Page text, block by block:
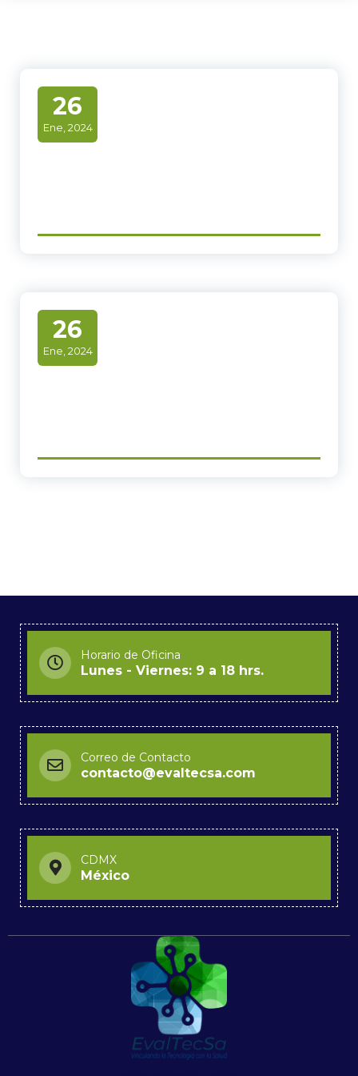
26
Ene, 2024
26
Ene, 2024
Horario de Oficina
Lunes - Viernes: 9 a 18 hrs.
Correo de Contacto
contacto@evaltecsa.com
CDMX
México